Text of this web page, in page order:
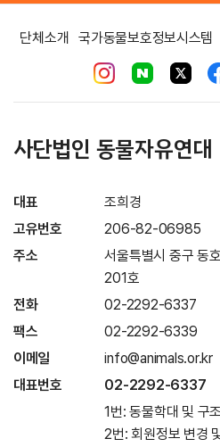
단체소개 국가동물보호정보시스템
사단법인 동물자유연대
대표
조희경
고유번호
206-82-06985
주소
서울특별시 중구 동
201호
전화
02-2292-6337
팩스
02-2292-6339
이메일
info@animals.or.kr
대표번호
02-2292-6337
1번: 동물학대 및 구조
2번: 회원정보 변경